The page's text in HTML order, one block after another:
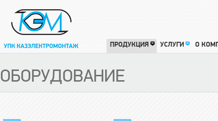
ПРОДУКЦИЯ УСЛУГИ О
ОБОРУДОВАНИЕ